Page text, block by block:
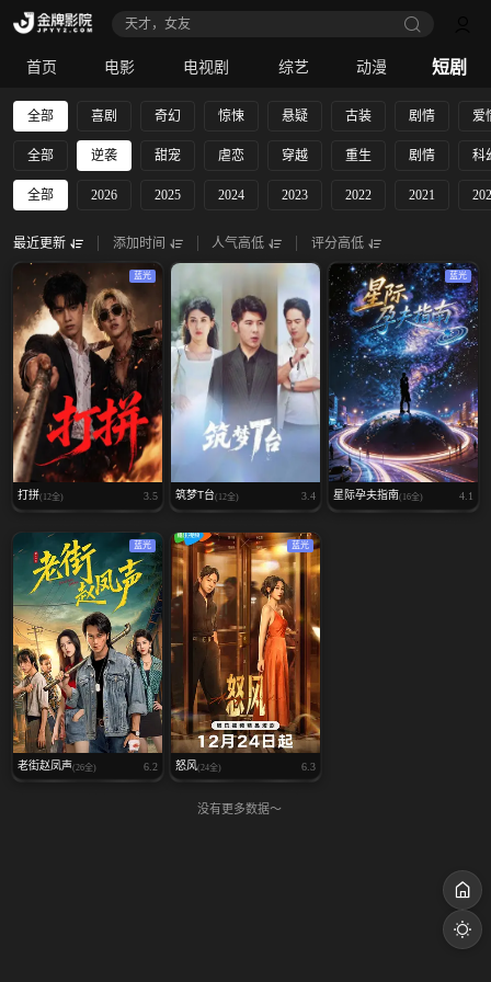
天才，女友
首页 电影 电视剧 综艺 动漫 短剧
全部 喜剧 奇幻 惊悚 悬疑 古装 剧情 爱
全部 逆袭 甜宠 虐恋 穿越 重生 剧情 科
全部 2026 2025 2024 2023 2022 2021
最近更新 添加时间 人气高低 评分高低
蓝光
打拼(12全) 3.5 筑梦T台(12全) 3.4
蓝光
星际孕夫指南(16全) 4.1
蓝光
老街赵凤声(26全) 6.2
蓝光
怒风(24全) 6.3
没有更多数据～